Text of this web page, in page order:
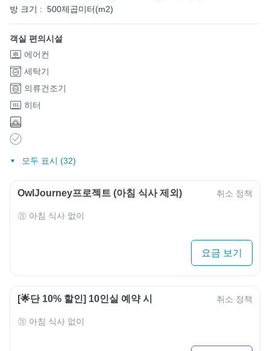
방 크기 : 500제곱미터(m2)
객실 편의시설
에어컨
세탁기
의류건조기
히터
모두 표시 (32)
OwlJourney프로젝트 (아침 식사 제외) 취소 정책
아침 식사 없이
요금 보기
[🌟단 10% 할인] 10인실 예약 시 취소 정책
아침 식사 없이